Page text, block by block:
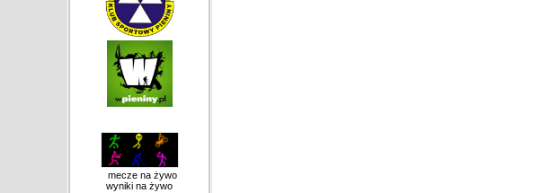
mecze na żywo
wyniki na żywo